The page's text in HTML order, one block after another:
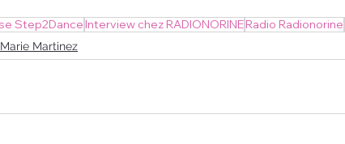
Step2Dance Interview chez RADIONORINERadio Radionorine
Marie Martinez